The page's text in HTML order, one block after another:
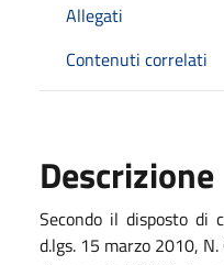
Allegati
Contenuti correlati
Descrizione
Secondo il disposto
d.lgs. 15 marzo 2010,